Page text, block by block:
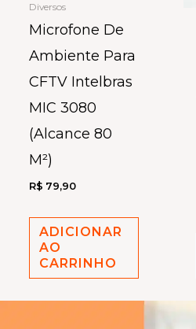
Diversos
Microfone De
Ambiente Para
CFTV Intelbras
MIC 3080
(Alcance 80
M²)
R$ 79,90
ADICIONAR
AO
CARRINHO